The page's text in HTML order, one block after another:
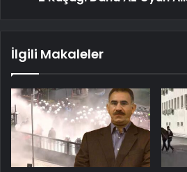
İlgili Makaleler